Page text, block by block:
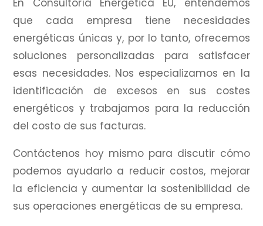
En Consultoría Energética EU, entendemos
que cada empresa tiene necesidades
energéticas únicas y, por lo tanto, ofrecemos
soluciones personalizadas para satisfacer
esas necesidades. Nos especializamos en la
identificación de excesos en sus costes
energéticos y trabajamos para la reducción
del costo de sus facturas.
Contáctenos hoy mismo para discutir cómo
podemos ayudarlo a reducir costos, mejorar
la eficiencia y aumentar la sostenibilidad de
sus operaciones energéticas de su empresa.